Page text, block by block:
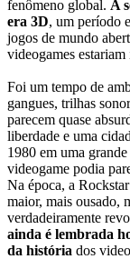
fenômeno global. A
era 3D, um período
jogos de mundo
videogames
Foi um tempo de
gangues, trilhas
parecem quase
liberdade e uma
1980 em uma
videogame podia
Na época, a
maior, mais ousado,
verdadeiramente
ainda é lembrada
da história dos